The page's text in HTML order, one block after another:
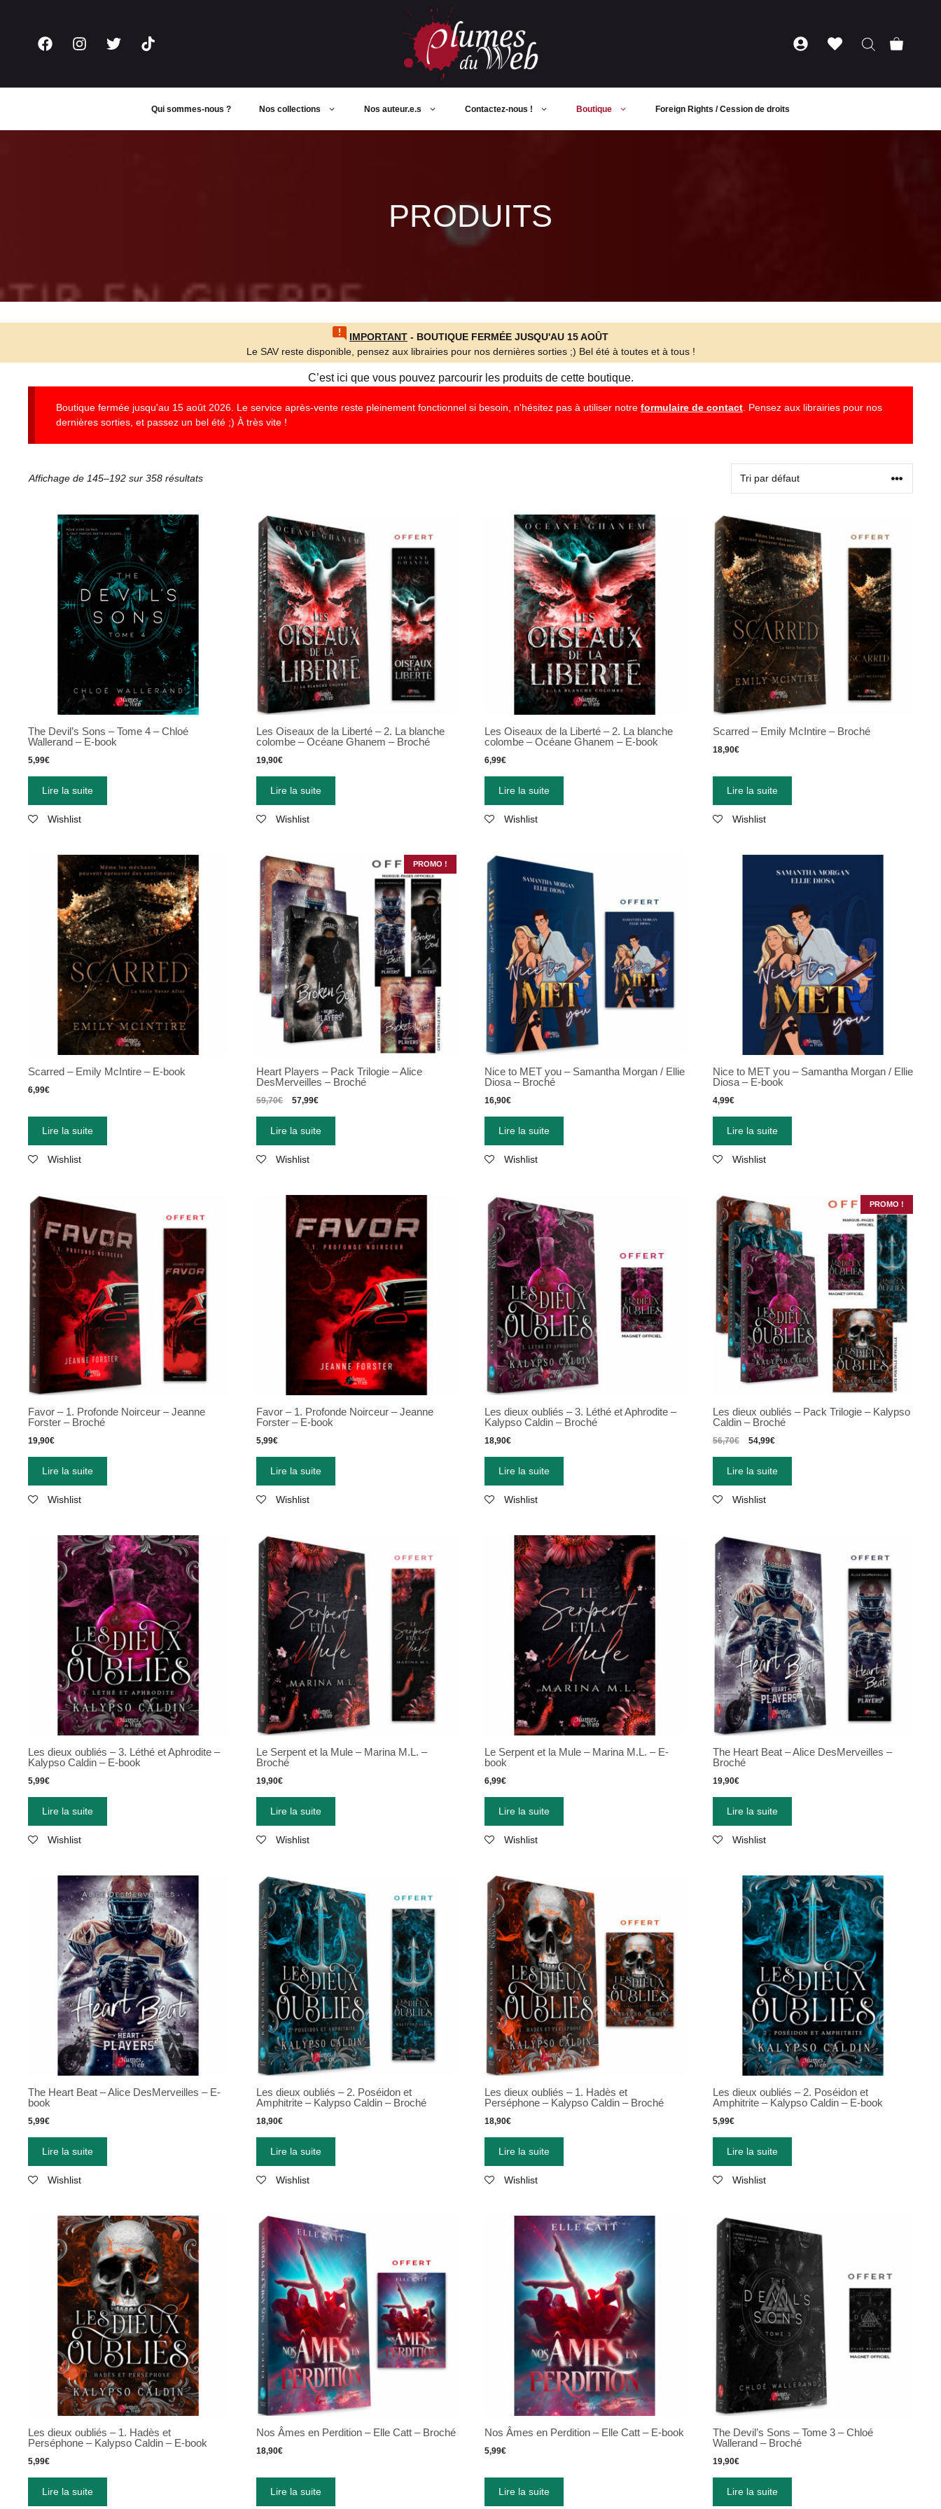
Qui sommes-nous ? Nos collections Nos auteur.e.s Contactez-nous ! Boutique Foreign Rights / Cession de droits
PRODUITS
IMPORTANT - BOUTIQUE FERMÉE JUSQU'AU 15 AOÛT
Le SAV reste disponible, pensez aux librairies pour nos dernières sorties ;) Bel été à toutes et à tous !
C’est ici que vous pouvez parcourir les produits de cette boutique.
Boutique fermée jusqu'au 15 août 2026. Le service après-vente reste pleinement fonctionnel si besoin, n'hésitez pas à utiliser notre formulaire de contact . Pensez aux librairies pour nos
dernières sorties, et passez un bel été ;) À très vite !
Affichage de 145–192 sur 358 résultats
The Devil’s Sons – Tome 4 – Chloé
Wallerand – E-book
5,99€
Lire la suite
Wishlist
Les Oiseaux de la Liberté – 2. La blanche
colombe – Océane Ghanem – Broché
19,90€
Lire la suite
Wishlist
Les Oiseaux de la Liberté – 2. La blanche
colombe – Océane Ghanem – E-book
6,99€
Lire la suite
Wishlist
Scarred – Emily McIntire – Broché
18,90€
Lire la suite
Wishlist
Scarred – Emily McIntire – E-book
6,99€
Lire la suite
Wishlist
PROMO !
Heart Players – Pack Trilogie – Alice
DesMerveilles – Broché
59,70€ 57,99€
Lire la suite
Wishlist
Nice to MET you – Samantha Morgan / Ellie
Diosa – Broché
16,90€
Lire la suite
Wishlist
Nice to MET you – Samantha Morgan / Ellie
Diosa – E-book
4,99€
Lire la suite
Wishlist
Favor – 1. Profonde Noirceur – Jeanne
Forster – Broché
19,90€
Lire la suite
Wishlist
Favor – 1. Profonde Noirceur – Jeanne
Forster – E-book
5,99€
Lire la suite
Wishlist
Les dieux oubliés – 3. Léthé et Aphrodite –
Kalypso Caldin – Broché
18,90€
Lire la suite
Wishlist
PROMO !
Les dieux oubliés – Pack Trilogie – Kalypso
Caldin – Broché
56,70€ 54,99€
Lire la suite
Wishlist
Les dieux oubliés – 3. Léthé et Aphrodite –
Kalypso Caldin – E-book
5,99€
Lire la suite
Wishlist
Le Serpent et la Mule – Marina M.L. –
Broché
19,90€
Lire la suite
Wishlist
Le Serpent et la Mule – Marina M.L. – E-
book
6,99€
Lire la suite
Wishlist
The Heart Beat – Alice DesMerveilles –
Broché
19,90€
Lire la suite
Wishlist
The Heart Beat – Alice DesMerveilles – E-
book
5,99€
Lire la suite
Wishlist
Les dieux oubliés – 2. Poséidon et
Amphitrite – Kalypso Caldin – Broché
18,90€
Lire la suite
Wishlist
Les dieux oubliés – 1. Hadès et
Perséphone – Kalypso Caldin – Broché
18,90€
Lire la suite
Wishlist
Les dieux oubliés – 2. Poséidon et
Amphitrite – Kalypso Caldin – E-book
5,99€
Lire la suite
Wishlist
Les dieux oubliés – 1. Hadès et
Perséphone – Kalypso Caldin – E-book
5,99€
Lire la suite
Nos Âmes en Perdition – Elle Catt – Broché
18,90€
Lire la suite
Nos Âmes en Perdition – Elle Catt – E-book
5,99€
Lire la suite
The Devil’s Sons – Tome 3 – Chloé
Wallerand – Broché
19,90€
Lire la suite